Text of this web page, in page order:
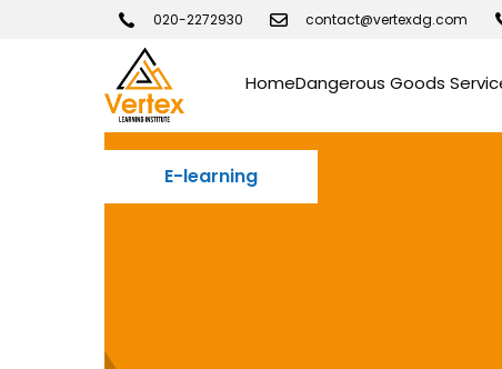
020-2272930 contact@vertexdg.com
HomeDangerous Goods
E-learning